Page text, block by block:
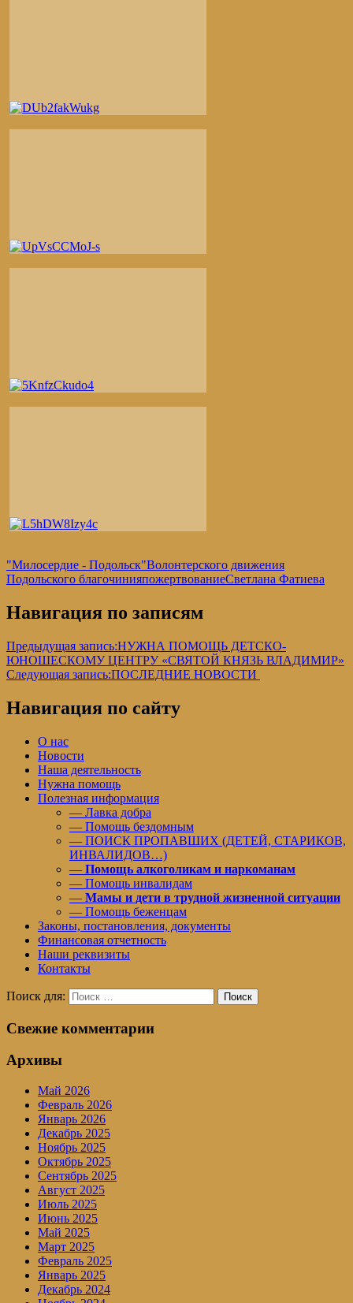
"Милосердие - Подольск"Волонтерского движения
Подольского благочинияпожертвованиеСветлана Фатиева
Навигация по записям
Предыдущая запись:НУЖНА ПОМОЩЬ ДЕТСКО-
ЮНОШЕСКОМУ ЦЕНТРУ «СВЯТОЙ КНЯЗЬ ВЛАДИМИР»
Следующая запись:ПОСЛЕДНИЕ НОВОСТИ
Навигация по сайту
О нас
Новости
Наша деятельность
Нужна помощь
Полезная информация
— Лавка добра
— Помощь бездомным
— ПОИСК ПРОПАВШИХ (ДЕТЕЙ, СТАРИКОВ,
ИНВАЛИДОВ…)
— Помощь алкоголикам и наркоманам
— Помощь инвалидам
— Мамы и дети в трудной жизненной ситуации
— Помощь беженцам
Законы, постановления, документы
Финансовая отчетность
Наши реквизиты
Контакты
Поиск для: Поиск
Свежие комментарии
Архивы
Май 2026
Февраль 2026
Январь 2026
Декабрь 2025
Ноябрь 2025
Октябрь 2025
Сентябрь 2025
Август 2025
Июль 2025
Июнь 2025
Май 2025
Март 2025
Февраль 2025
Январь 2025
Декабрь 2024